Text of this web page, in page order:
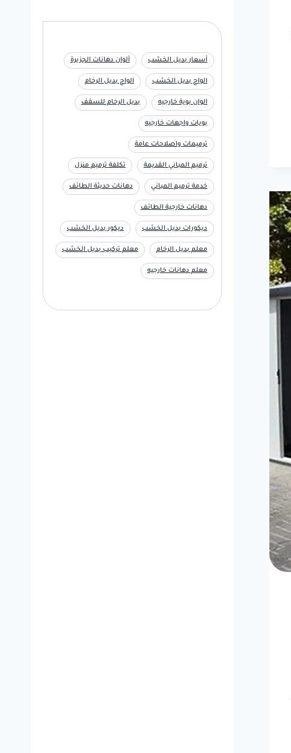
أسعار بديل الخشب ألوان دهانات الجزيرة
الواح بديل الخشب الواح بديل الرخام
الوان بوية خارجيه بديل الرخام للسقف
بويات واجهات خارجيه
ترميمات واصلاحات عامة
ترميم المباني القديمة تكلفة ترميم منزل
خدمة ترميم المباني دهانات حديثة الطائف
دهانات خارجية الطائف
ديكورات بديل الخشب ديكور بديل الخشب
معلم بديل الرخام معلم تركيب بديل الخشب
معلم دهانات خارجيه